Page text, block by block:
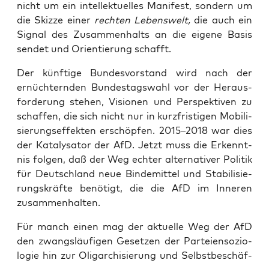
nicht um ein intel­lek­tu­el­les Mani­fest, son­dern um
die Skiz­ze einer rech­ten Lebens­welt, die auch ein
Signal des Zusam­men­halts an die eige­ne Basis
sen­det und Ori­en­tie­rung schafft.
Der künf­ti­ge Bun­des­vor­stand wird nach der
ernüch­tern­den Bun­des­tags­wahl vor der Her­aus­
for­de­rung ste­hen, Visio­nen und Per­spek­ti­ven zu
schaf­fen, die sich nicht nur in kurz­fris­ti­gen Mobi­li­
sie­rungs­ef­fek­ten erschöp­fen. 2015–2018 war dies
der Kata­ly­sa­tor der AfD. Jetzt muss die Erkennt­
nis fol­gen, daß der Weg ech­ter alter­na­ti­ver Poli­tik
für Deutsch­land neue Bin­de­mit­tel und Sta­bi­li­sie­
rungs­kräf­te benö­tigt, die die AfD im Inne­ren
zusammenhalten.
Für manch einen mag der aktu­el­le Weg der AfD
den zwangs­läu­fi­gen Geset­zen der Par­tei­en­so­zio­
lo­gie hin zur Olig­ar­chi­sie­rung und Selbst­be­schäf­